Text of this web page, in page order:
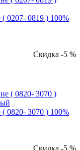
0207- 0819 ) 100%
Скидка -5 %
0820- 3070 ) 100%
Скидка -5 %